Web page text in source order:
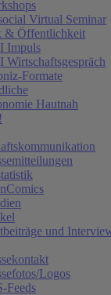
Virtual Seminar
& Öffentlichkeit
Impuls
Wirtschaftsgespräch
Formate
Hautnah
und
Logos
Feeds